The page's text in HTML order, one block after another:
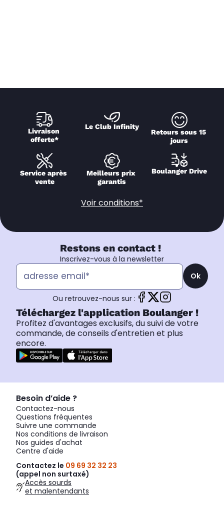
Livraison
offerte*
Le Club Infinity
Retours sous 15
jours
Service après
vente
Meilleurs prix
garantis
Boulanger Drive
Voir conditions*
Restons en contact !
Inscrivez-vous à la newsletter
Ok
Ou retrouvez-nous sur :
Téléchargez l'application Boulanger !
Profitez d'avantages exclusifs, du suivi de votre
commande, de conseils d'entretien et plus
encore.
Besoin d’aide ?
Contactez-nous
Questions fréquentes
Suivre une commande
Nos conditions de livraison
Nos guides d'achat
Centre d'aide
Contactez le 09 69 32 32 23
(appel non surtaxé)
Accès sourds
et malentendants